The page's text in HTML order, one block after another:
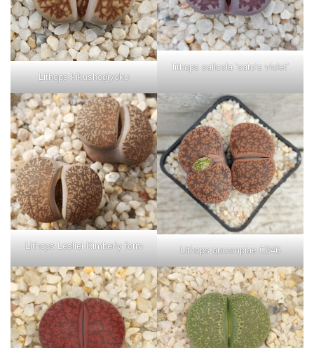
Lithops kikushogiyoku
lithops salicola ‘sato’s violet’
Lithops Lesliei Kimberly form Lithops aucampiae C046